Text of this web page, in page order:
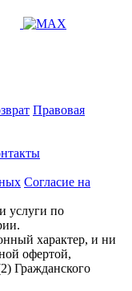
Правовая
Согласие на
услуги по
характер, и ни
офертой,
Гражданского